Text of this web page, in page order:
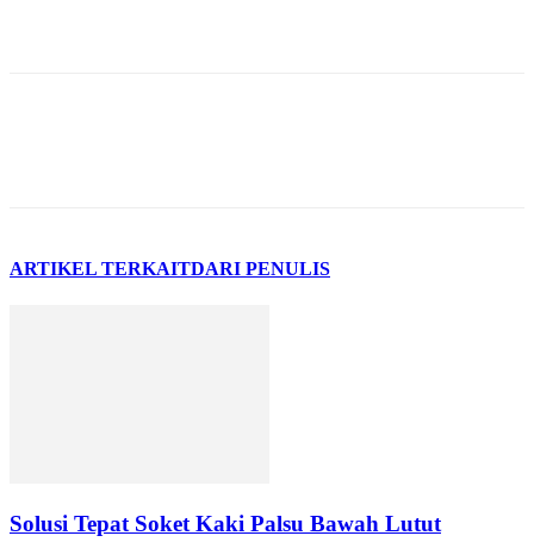
ARTIKEL TERKAITDARI PENULIS
Solusi Tepat Soket Kaki Palsu Bawah Lutut